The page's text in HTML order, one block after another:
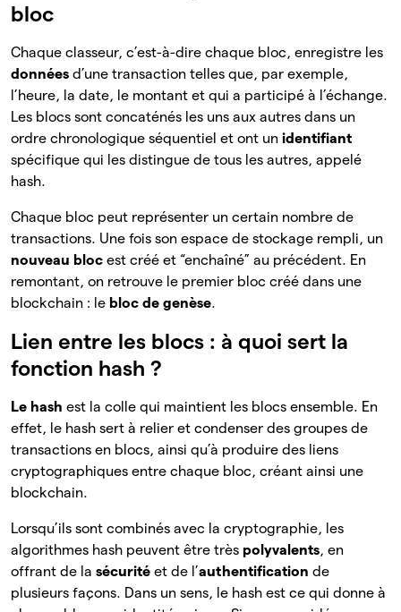
bloc
Chaque classeur, c’est-à-dire chaque bloc, enregistre les
données d’une transaction telles que, par exemple,
l’heure, la date, le montant et qui a participé à l’échange.
Les blocs sont concaténés les uns aux autres dans un
ordre chronologique séquentiel et ont un identifiant
spécifique qui les distingue de tous les autres, appelé
hash.
Chaque bloc peut représenter un certain nombre de
transactions. Une fois son espace de stockage rempli, un
nouveau bloc est créé et “enchaîné” au précédent. En
remontant, on retrouve le premier bloc créé dans une
blockchain : le bloc de genèse.
Lien entre les blocs : à quoi sert la
fonction hash ?
Le hash est la colle qui maintient les blocs ensemble. En
effet, le hash sert à relier et condenser des groupes de
transactions en blocs, ainsi qu’à produire des liens
cryptographiques entre chaque bloc, créant ainsi une
blockchain.
Lorsqu’ils sont combinés avec la cryptographie, les
algorithmes hash peuvent être très polyvalents, en
offrant de la sécurité et de l’authentification de
plusieurs façons. Dans un sens, le hash est ce qui donne à